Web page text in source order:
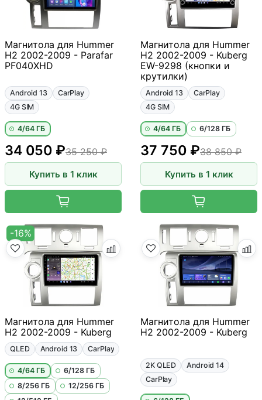
Магнитола для Hummer
H2 2002-2009 - Parafar
PF040XHD
Android 13
CarPlay
4G SIM
4/64 ГБ
35 250 ₽
34 050 ₽
Купить в 1 клик
Магнитола для Hummer
H2 2002-2009 - Kuberg
EW-9298 (кнопки и
крутилки)
Android 13
CarPlay
4G SIM
4/64 ГБ 6/128 ГБ
37 750 ₽38 850 ₽
Купить в 1 клик
-16%
Магнитола для Hummer
H2 2002-2009 - Kuberg
QLED Android 13 CarPlay
4/64 ГБ
6/128 ГБ
8/256 ГБ
12/256 ГБ
Магнитола для Hummer
H2 2002-2009 - Kuberg
2K QLED
Android 14
CarPlay